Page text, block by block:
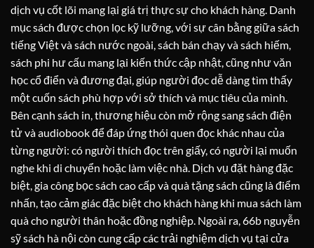
dịch vụ cốt lõi mang lại giá trị thực sự cho khách hàng. Danh
mục sách được chọn lọc kỹ lưỡng, với sự cân bằng giữa sách
tiếng Việt và sách nước ngoài, sách bán chạy và sách hiếm,
sách phi hư cấu mang lại kiến thức cập nhật, cũng như văn
học cổ điển và đương đại, giúp người đọc dễ dàng tìm thấy
một cuốn sách phù hợp với sở thích và mục tiêu của mình.
Bên cạnh sách in, thương hiệu còn mở rộng sang sách điện
tử và audiobook để đáp ứng thói quen đọc khác nhau của
từng người: có người thích đọc trên giấy, có người lại muốn
nghe khi di chuyển hoặc làm việc nhà. Dịch vụ đặt hàng đặc
biệt, gia công bọc sách cao cấp và quà tặng sách cũng là điểm
nhấn, tạo cảm giác đặc biệt cho khách hàng khi mua sách làm
quà cho người thân hoặc đồng nghiệp. Ngoài ra, 66b nguyễn
sỹ sách hà nội còn cung cấp các trải nghiệm dịch vụ tại cửa